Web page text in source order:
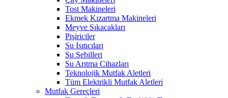
Tost Makineleri
Ekmek Kızartma Makineleri
Meyve Sıkacakları
Pişiriciler
Su Isıtıcıları
Su Sebilleri
Su Arıtma Cihazları
Teknolojik Mutfak Aletleri
Tüm Elektrikli Mutfak Aletleri
Mutfak Gereçleri